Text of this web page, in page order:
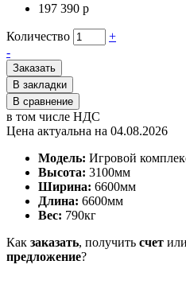
197 390 р
Количество
+
-
Заказать
В закладки
В сравнение
в том числе НДС
Цена актуальна на 04.08.2026
Модель: Игровой
Высота: 3100мм
Ширина: 6600мм
Длина: 6600мм
Вес: 790кг
Как заказать, получить счет или
предложение?